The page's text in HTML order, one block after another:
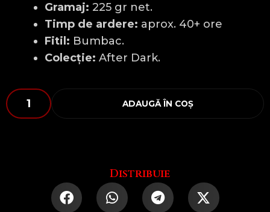
Gramaj: 225 gr net.
Timp de ardere: aprox. 40+ ore
Fitil: Bumbac.
Colecție: After Dark.
Cantitate
Sună-
mă
ADAUGĂ ÎN COȘ
Distribuie